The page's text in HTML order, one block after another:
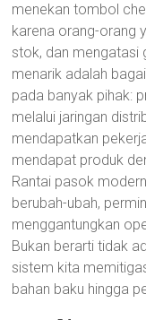
menekan tombol
karena orang-orang
stok, dan mengatasi
menarik adalah
pada banyak pihak:
melalui jaringan
mendapatkan
mendapat produk
Rantai pasok
berubah-ubah,
menggantungkan
Bukan berarti tidak
sistem kita
bahan baku hingga